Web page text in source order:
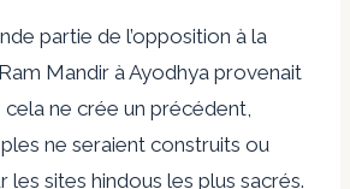
partie de l’opposition à la
Mandir à Ayodhya provenait
ne crée un précédent,
ne seraient construits ou
les sites hindous les plus sacrés.